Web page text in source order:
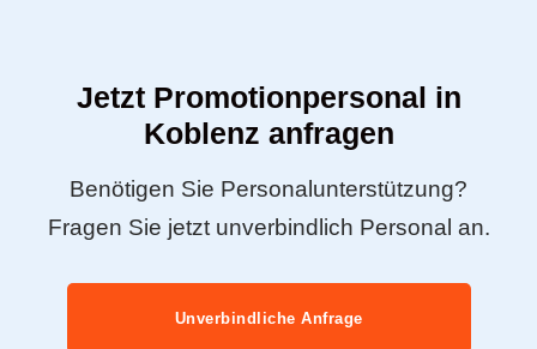
Jetzt Promotionpersonal in
Koblenz anfragen
Benötigen Sie Personalunterstützung?
Fragen Sie jetzt unverbindlich Personal an.
Unverbindliche Anfrage